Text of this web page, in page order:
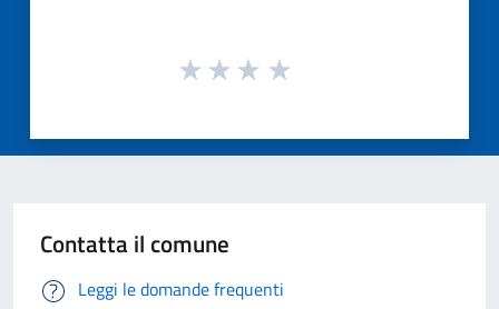
Contatta il comune
Leggi le domande frequenti